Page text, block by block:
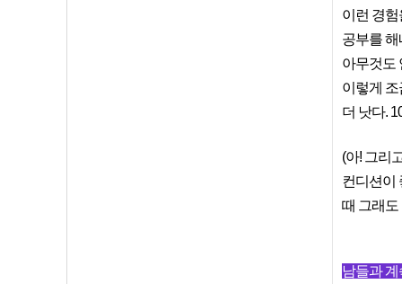
이런 경
공부를
아무것도
이렇게
더 낫다.
(아! 그리
컨디션이
때 그래도
남들과